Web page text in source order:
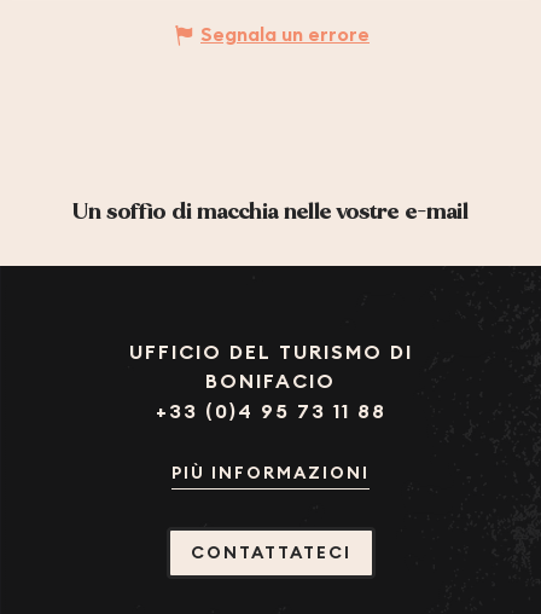
Segnala un errore
Un soffio di macchia nelle vostre e-mail
UFFICIO DEL TURISMO DI
BONIFACIO
+33 (0)4 95 73 11 88
PIÙ INFORMAZIONI
CONTATTATECI